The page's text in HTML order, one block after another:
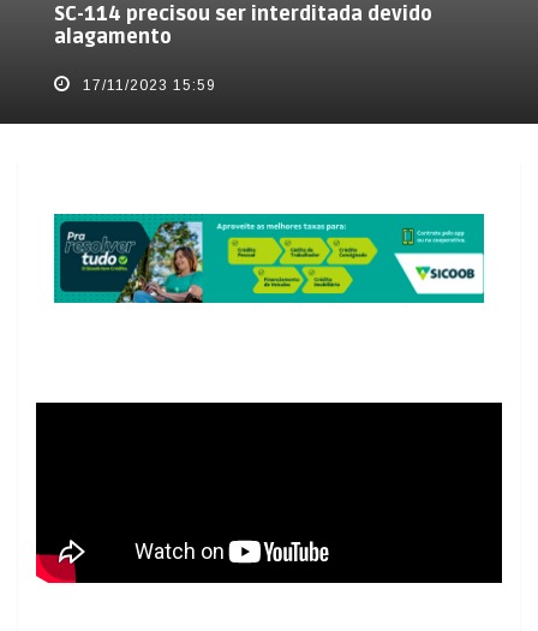
SC-114 precisou ser interditada devido
alagamento
17/11/2023 15:59